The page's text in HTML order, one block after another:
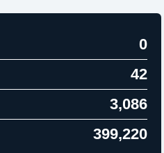
0
42
3,086
399,220